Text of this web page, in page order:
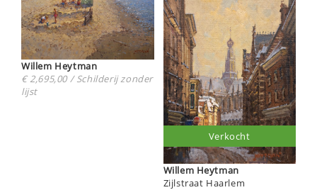
Willem Heytman
€ 2,695,00 / Schilderij zonder
lijst
Willem Heytman
Zijlstraat Haarlem
Verkocht